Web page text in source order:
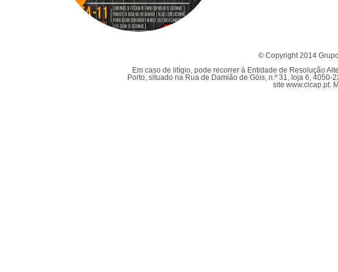
© Copyright 2014
Em caso de litígio, pode recorrer à Entidade de Resolução
Porto, situado na Rua de Damião de Góis, n.º 31, loja 6,
site www.cicap.pt.